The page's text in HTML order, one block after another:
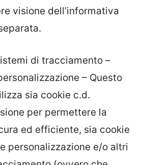
visione dell’informativa
di tracciamento –
– Questo
sia cookie c.d.
per permettere la
ed efficiente, sia cookie
personalizzazione e/o altri